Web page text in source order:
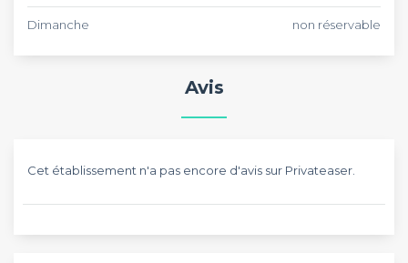
Dimanche non réservable
Avis
Cet établissement n'a pas encore d'avis sur Privateaser.